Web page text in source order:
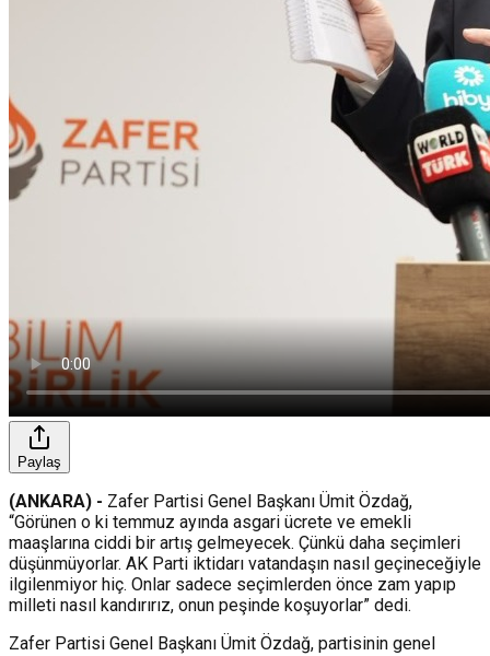
Paylaş
(ANKARA) - Zafer Partisi Genel Başkanı Ümit Özdağ,
“Görünen o ki temmuz ayında asgari ücrete ve emekli
maaşlarına ciddi bir artış gelmeyecek. Çünkü daha seçimleri
düşünmüyorlar. AK Parti iktidarı vatandaşın nasıl geçineceğiyle
ilgilenmiyor hiç. Onlar sadece seçimlerden önce zam yapıp
milleti nasıl kandırırız, onun peşinde koşuyorlar” dedi.
Zafer Partisi Genel Başkanı Ümit Özdağ, partisinin genel